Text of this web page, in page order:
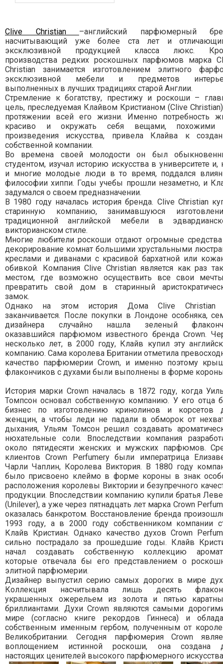
Clive Christian –английский парфюмерный
насчитывающий уже более ста лет и
эксклюзивной продукцией класса люкс.
производства редких роскошных парфюмов марка
Christian занимается изготовлением элитного
эксклюзивной мебели и предметов
выполненных в лучших традициях старой Англии.
Стремление к богатству, престижу и роскоши –
цель, преследуемая Клайвом Кристианом (Clive
протяжении всей его жизни. Именно потребность
красиво и окружать себя вещами, похожими
произведения искусства, привела Клайва к
собственной компании.
Во времена своей молодости он был
студентом, изучал историю искусства в университете и,
и многие молодые люди в то время, поддался
философии хиппи. Годы учебы прошли незаметно, и
задумался о своем предназначении.
В 1980 году началась история бренда. Clive Christian
старинную компанию, занимавшуюся
традиционной английской мебели в
викторианском стиле.
Многие любители роскоши отдают огромные
декорирование комнат большими хрустальными
креслами и диванами с красивой бархатной или
обивкой. Компания Clive Christian является как раз
местом, где возможно осуществить все свои
превратить свой дом в старинный
замок.
Однако на этом история Дома Clive Christian
заканчивается. После покупки в Лондоне особняка,
дизайнера случайно нашла зеленый
оказавшийся парфюмом известного бренда Crown.
несколько лет, в 2000 году, Клайв купил эту
компанию. Сама королева Британии отметила
качество парфюмерии Crown, и именно поэтому
флакончиков с духами были выполнены в форме
История марки Crown началась в 1872 году, когда
Томпсон основал собственную компанию. У его отца
бизнес по изготовлению кринолинов и корсетов
женщин, а чтобы леди не падали в обморок от
дыхания, Ульям Томсон решил создавать
нюхательные соли. Впоследствии компания
около пятидесяти женских и мужских парфюмов.
клиентов Crown Perfumery были императрица
Чарли Чаплин, Королева Виктория. В 1880 году
было присвоено клеймо в форме короны в знак
расположения королевы Виктории и безупречного
продукции. Впоследствии компанию купили братья
(Unilever), а уже через пятнадцать лет марка Crown
оказалась банкротом. Восстановление бренда
1993 году, а в 2000 году собственником компании
Клайв Кристиан. Однако качество духов Crown
сильно пострадало за прошедшие годы. Клайв
начал создавать собственную коллекцию
которые отвечала бы его представлением о
элитной парфюмерии.
Дизайнер выпустил серию самых дорогих в мире
Коллекция насчитывала лишь десять
украшенных ожерельем из золота и пятью
бриллиантами. Духи Crown являются самыми
мире (согласно книге рекордов Гиннеса) и
собственным именным гербом, полученным от
Великобритании. Сегодня парфюмерия Crown
воплощением истинной роскоши, она создана
настоящих ценителей высокого парфюмерного